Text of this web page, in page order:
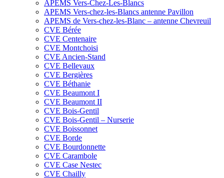
APEMS Vers-Chez-Les-Blancs
APEMS Vers-chez-les-Blancs antenne Pavillon
APEMS de Vers-chez-les-Blanc – antenne Chevreuil
CVE Bérée
CVE Centenaire
CVE Montchoisi
CVE Ancien-Stand
CVE Bellevaux
CVE Bergières
CVE Béthanie
CVE Beaumont I
CVE Beaumont II
CVE Bois-Gentil
CVE Bois-Gentil – Nurserie
CVE Boissonnet
CVE Borde
CVE Bourdonnette
CVE Carambole
CVE Case Nestec
CVE Chailly